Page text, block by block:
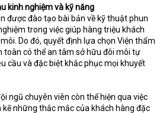
kinh nghiệm và kỹ năng
được đào tạo bài bản về kỹ thuật phun
trong việc giúp hàng triệu khách
Do đó, quyết định lựa chọn Viện thẩm
toàn có thể an tâm sở hữu đôi môi tự
cầu và đặc biệt khắc phục mọi khuyết
ngũ chuyên viên còn thể hiện qua việc
kẽ những thắc mắc của khách hàng đặc